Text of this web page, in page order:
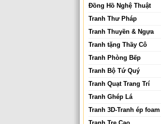
Đồng Hồ Nghệ Thuật
Tranh Thư Pháp
Tranh Thuyền & Ngựa
Tranh tặng Thầy Cô
Tranh Phòng Bếp
Tranh Bộ Tứ Quý
Tranh Quạt Trang Trí
Tranh Ghép Lá
Tranh 3D-Tranh ép foam